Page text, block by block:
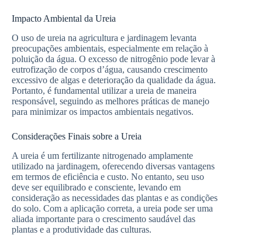
Impacto Ambiental da Ureia
O uso de ureia na agricultura e jardinagem levanta
preocupações ambientais, especialmente em relação à
poluição da água. O excesso de nitrogênio pode levar à
eutrofização de corpos d’água, causando crescimento
excessivo de algas e deterioração da qualidade da água.
Portanto, é fundamental utilizar a ureia de maneira
responsável, seguindo as melhores práticas de manejo
para minimizar os impactos ambientais negativos.
Considerações Finais sobre a Ureia
A ureia é um fertilizante nitrogenado amplamente
utilizado na jardinagem, oferecendo diversas vantagens
em termos de eficiência e custo. No entanto, seu uso
deve ser equilibrado e consciente, levando em
consideração as necessidades das plantas e as condições
do solo. Com a aplicação correta, a ureia pode ser uma
aliada importante para o crescimento saudável das
plantas e a produtividade das culturas.